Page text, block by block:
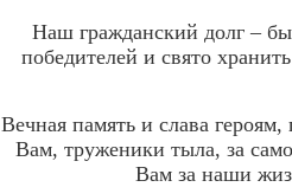
Наш гражданский долг –
победителей и свято
Вечная память и слава
Вам, труженики тыла, за
Вам за наши